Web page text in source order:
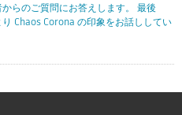
らのご質問にお答えします。 最後
Chaos Corona の印象をお話ししてい